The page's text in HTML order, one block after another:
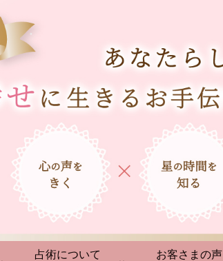
占術について
お客さまの声